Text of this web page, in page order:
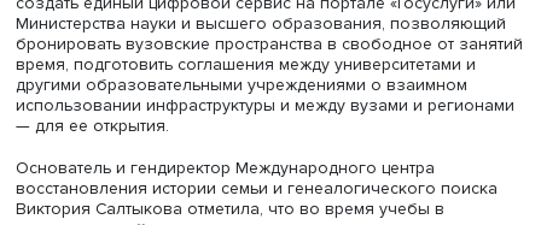
низкую доступность вузовской инфраструктуры для
населения из-за отсутствия понятного жителям
пользования: немногие знают, что для прохода на
футбольную площадку следует написать письмо
Другим препятствием может стать негативная позиция
людей извне приведет к нарушениям правил
износу и повреждению оборудования.